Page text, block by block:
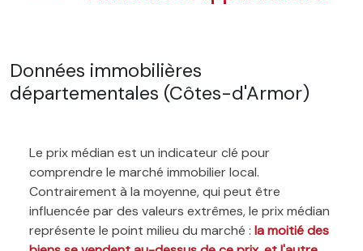
Données immobilières
départementales (Côtes-d'Armor)
Le prix médian est un indicateur clé pour
comprendre le marché immobilier local.
Contrairement à la moyenne, qui peut être
influencée par des valeurs extrêmes, le prix médian
représente le point milieu du marché : la moitié des